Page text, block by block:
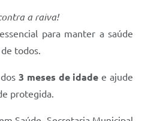
a raiva!
para manter a saúde
todos.
dos3 meses de idade e ajude
protegida.